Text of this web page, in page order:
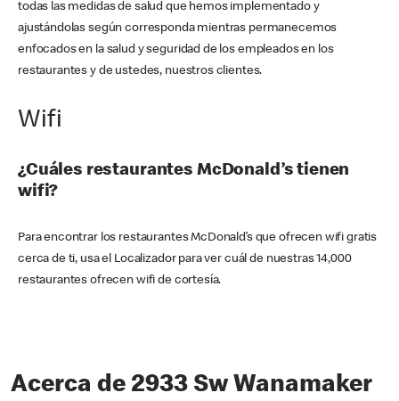
todas las medidas de salud que hemos implementado y
ajustándolas según corresponda mientras permanecemos
enfocados en la salud y seguridad de los empleados en los
restaurantes y de ustedes, nuestros clientes.
Wifi
¿Cuáles restaurantes McDonald’s tienen
wifi?
Para encontrar los restaurantes McDonald’s que ofrecen wifi gratis
cerca de ti, usa el Localizador para ver cuál de nuestras 14,000
restaurantes ofrecen wifi de cortesía.
Acerca de 2933 Sw Wanamaker